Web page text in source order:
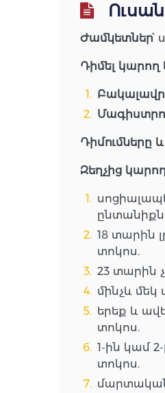
Ժամկետներ՝
Դիմել կարող
Դիմումները
Զեղչից կարող
18 տարին
տոկոս.
23 տարին
մինչև
երեք և
տոկոս.
1-ին կամ
տոկոս.